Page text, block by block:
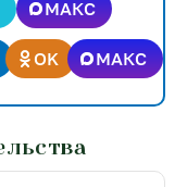
МАКС
OK МАКС